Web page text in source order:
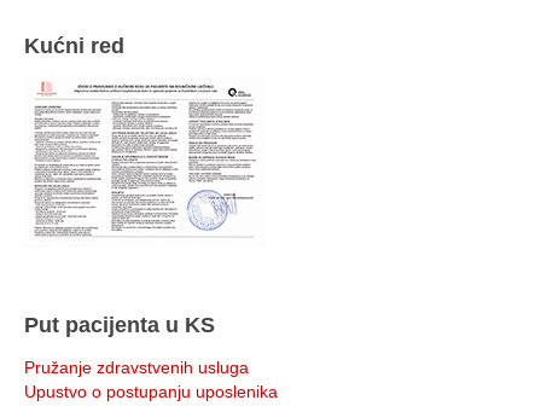
Kućni red
Put pacijenta u KS
Pružanje zdravstvenih usluga
Upustvo o postupanju uposlenika